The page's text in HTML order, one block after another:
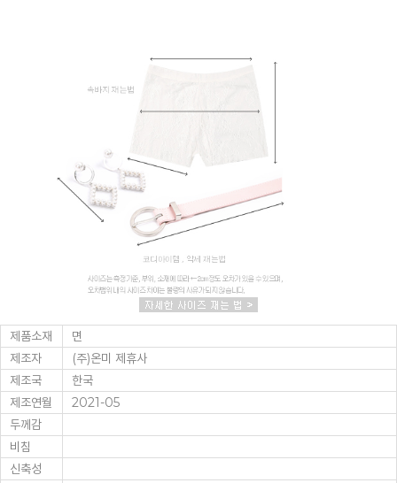
제품소재
면
제조자
(주)온미 제휴사
제조국
한국
제조연월
2021-05
두께감
비침
신축성